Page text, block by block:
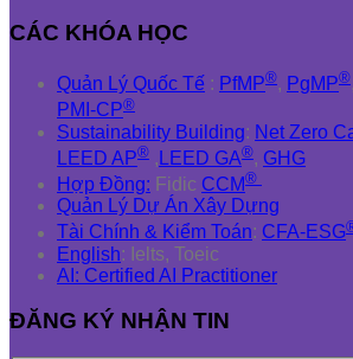
CÁC KHÓA HỌC
Quản Lý Quốc Tế : PfMP®, PgMP®,
PMI-CP®
Sustainability Building: Net Zero
LEED AP® , LEED GA®, GHG
Hợp Đồng: Fidic CCM®
Quản Lý Dự Án Xây Dựng
Tài Chính & Kiểm Toán: CFA-ESG
English: Ielts, Toeic
AI: Certified AI Practitioner
ĐĂNG KÝ NHẬN TIN